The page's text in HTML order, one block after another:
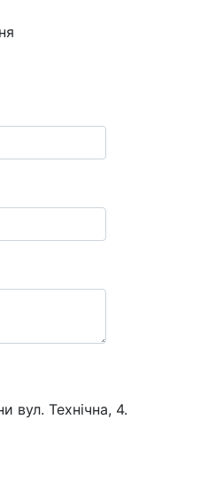
вул. Технічна, 4.